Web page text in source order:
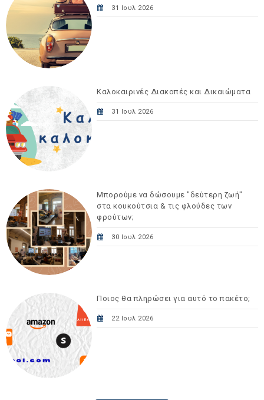
31 Ιουλ 2026
Καλοκαιρινές Διακοπές και Δικαιώματα
31 Ιουλ 2026
Μπορούμε να δώσουμε "δεύτερη ζωή"
στα κουκούτσια & τις φλούδες των
φρούτων;
30 Ιουλ 2026
Ποιος θα πληρώσει για αυτό το πακέτο;
22 Ιουλ 2026